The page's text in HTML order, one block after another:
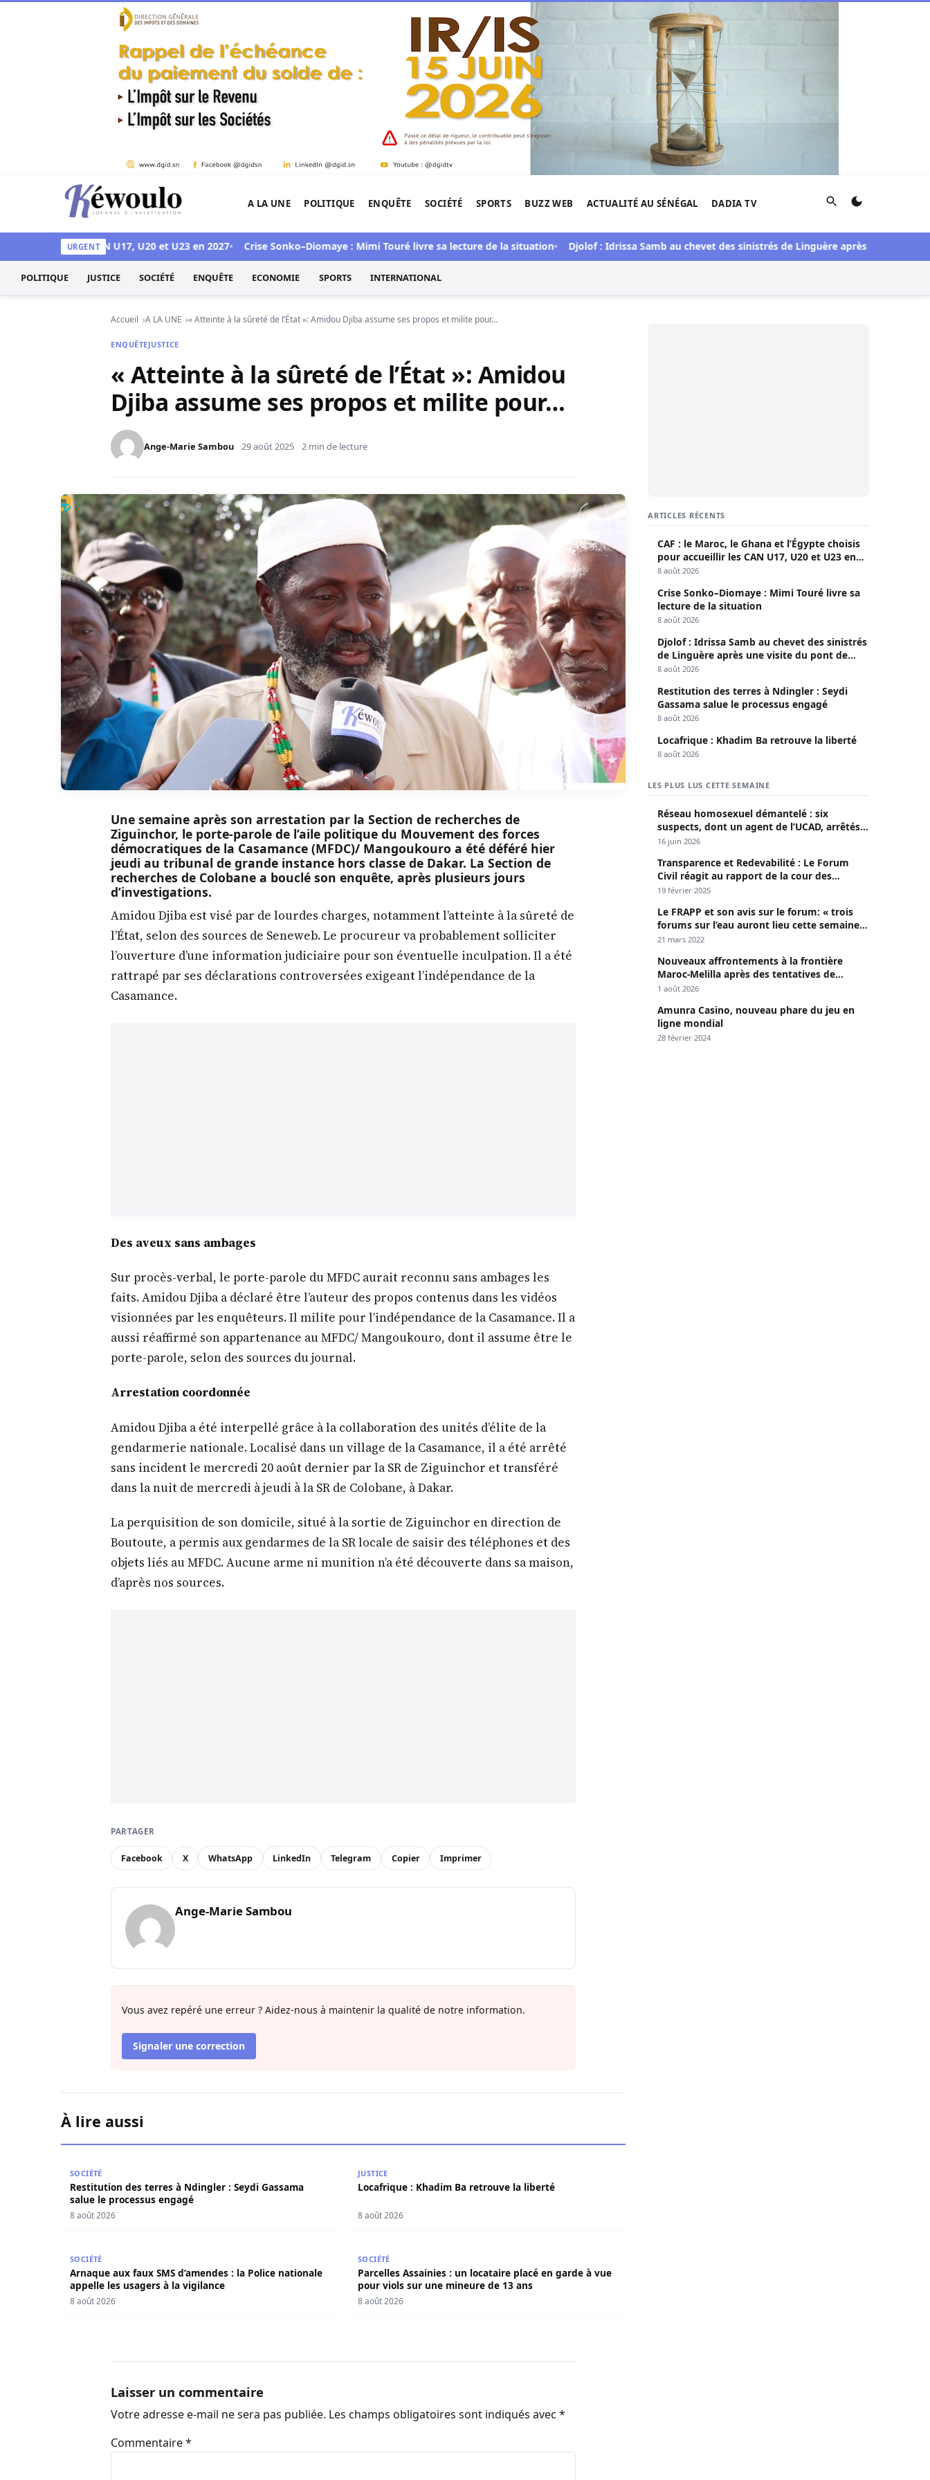
Aller au contenu
Kéwoulo, le premier site d'information et d'investigation de l'Afrique.
A LA UNE POLITIQUE ENQUÊTE SOCIÉTÉ SPORTS BUZZ WEB ACTUALITÉ AU SÉNÉGAL DADIA TV Rechercher
URGENT
les CAN U17, U20 et U23 en 2027 Crise Sonko–Diomaye : Mimi Touré livre sa lecture de la situation Djolof : Idrissa Samb au chevet des sinistrés de Linguère après une visite du
POLITIQUE JUSTICE SOCIÉTÉ ENQUÊTE ECONOMIE SPORTS INTERNATIONAL
Accueil A LA UNE « Atteinte à la sûreté de l’État »: Amidou Djiba assume ses propos et milite pour…
ENQUÊTEJUSTICE
« Atteinte à la sûreté de l’État »: Amidou
Djiba assume ses propos et milite pour…
Ange-Marie Sambou 29 août 2025 2 min de lecture
Une semaine après son arrestation par la Section de recherches de
Ziguinchor, le porte-parole de l’aile politique du Mouvement des forces
démocratiques de la Casamance (MFDC)/ Mangoukouro a été déféré hier
jeudi au tribunal de grande instance hors classe de Dakar. La Section de
recherches de Colobane a bouclé son enquête, après plusieurs jours
d’investigations.
Amidou Djiba est visé par de lourdes charges, notamment l’atteinte à la sûreté de
l’État, selon des sources de Seneweb. Le procureur va probablement solliciter
l’ouverture d’une information judiciaire pour son éventuelle inculpation. Il a été
rattrapé par ses déclarations controversées exigeant l’indépendance de la
Casamance.
Des aveux sans ambages
Sur procès-verbal, le porte-parole du MFDC aurait reconnu sans ambages les
faits. Amidou Djiba a déclaré être l’auteur des propos contenus dans les vidéos
visionnées par les enquêteurs. Il milite pour l’indépendance de la Casamance. Il a
aussi réaffirmé son appartenance au MFDC/ Mangoukouro, dont il assume être le
porte-parole, selon des sources du journal.
Arrestation coordonnée
Amidou Djiba a été interpellé grâce à la collaboration des unités d’élite de la
gendarmerie nationale. Localisé dans un village de la Casamance, il a été arrêté
sans incident le mercredi 20 août dernier par la SR de Ziguinchor et transféré
dans la nuit de mercredi à jeudi à la SR de Colobane, à Dakar.
La perquisition de son domicile, situé à la sortie de Ziguinchor en direction de
Boutoute, a permis aux gendarmes de la SR locale de saisir des téléphones et des
objets liés au MFDC. Aucune arme ni munition n’a été découverte dans sa maison,
d’après nos sources.
PARTAGER
Facebook X WhatsApp LinkedIn Telegram Copier Imprimer
Ange-Marie Sambou
Vous avez repéré une erreur ? Aidez-nous à maintenir la qualité de notre information.
Signaler une correction
À lire aussi
SOCIÉTÉ
Restitution des terres à Ndingler : Seydi Gassama
salue le processus engagé
8 août 2026
JUSTICE
Locafrique : Khadim Ba retrouve la liberté
8 août 2026
SOCIÉTÉ
Arnaque aux faux SMS d’amendes : la Police nationale
appelle les usagers à la vigilance
8 août 2026
SOCIÉTÉ
Parcelles Assainies : un locataire placé en garde à vue
pour viols sur une mineure de 13 ans
8 août 2026
Laisser un commentaire
Votre adresse e-mail ne sera pas publiée. Les champs obligatoires sont indiqués avec *
Commentaire*
ARTICLES RÉCENTS
CAF : le Maroc, le Ghana et l’Égypte choisis
pour accueillir les CAN U17, U20 et U23 en
2027
8 août 2026
Crise Sonko–Diomaye : Mimi Touré livre sa
lecture de la situation
8 août 2026
Djolof : Idrissa Samb au chevet des sinistrés
de Linguère après une visite du pont de
Thylla
8 août 2026
Restitution des terres à Ndingler : Seydi
Gassama salue le processus engagé
8 août 2026
Locafrique : Khadim Ba retrouve la liberté
8 août 2026
LES PLUS LUS CETTE SEMAINE
Réseau homosexuel démantelé : six
suspects, dont un agent de l’UCAD, arrêtés à
Keur Massar ; l’un avoue avoir propagé le
16 juin 2026
Transparence et Redevabilité : Le Forum
Civil réagit au rapport de la cour des
comptes
19 février 2025
Le FRAPP et son avis sur le forum: « trois
forums sur l’eau auront lieu cette semaine à
Dakar »
21 mars 2022
Nouveaux affrontements à la frontière
Maroc-Melilla après des tentatives de
passage
1 août 2026
Amunra Casino, nouveau phare du jeu en
ligne mondial
28 février 2024